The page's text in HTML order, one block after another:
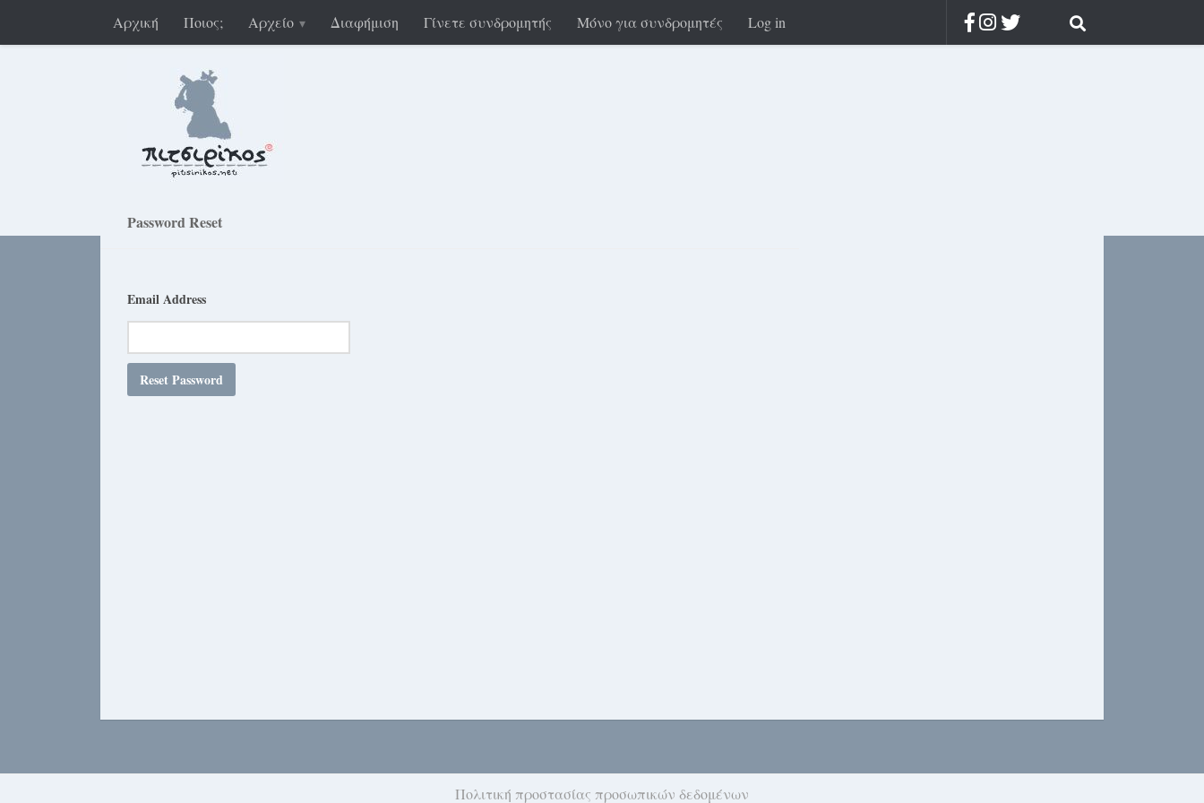
Αρχική Ποιος; Αρχείο Διαφήμιση Γίνετε συνδρομητής Μόνο για συνδρομητές Log in
Password Reset
Email Address
Πολιτική προστασίας προσωπικών δεδομένων